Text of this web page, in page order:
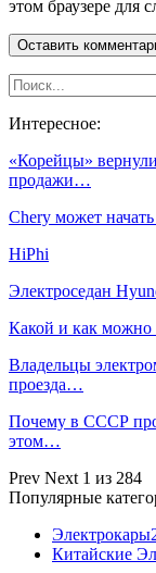
этом браузере для
Интересное:
«Корейцы»
продажи…
Chery может
HiPhi
Электроседан
Какой и как можно
Владельцы
проезда…
Почему в СССР
этом…
Prev Next 1 из 284
Популярные
Электрокары
Китайские